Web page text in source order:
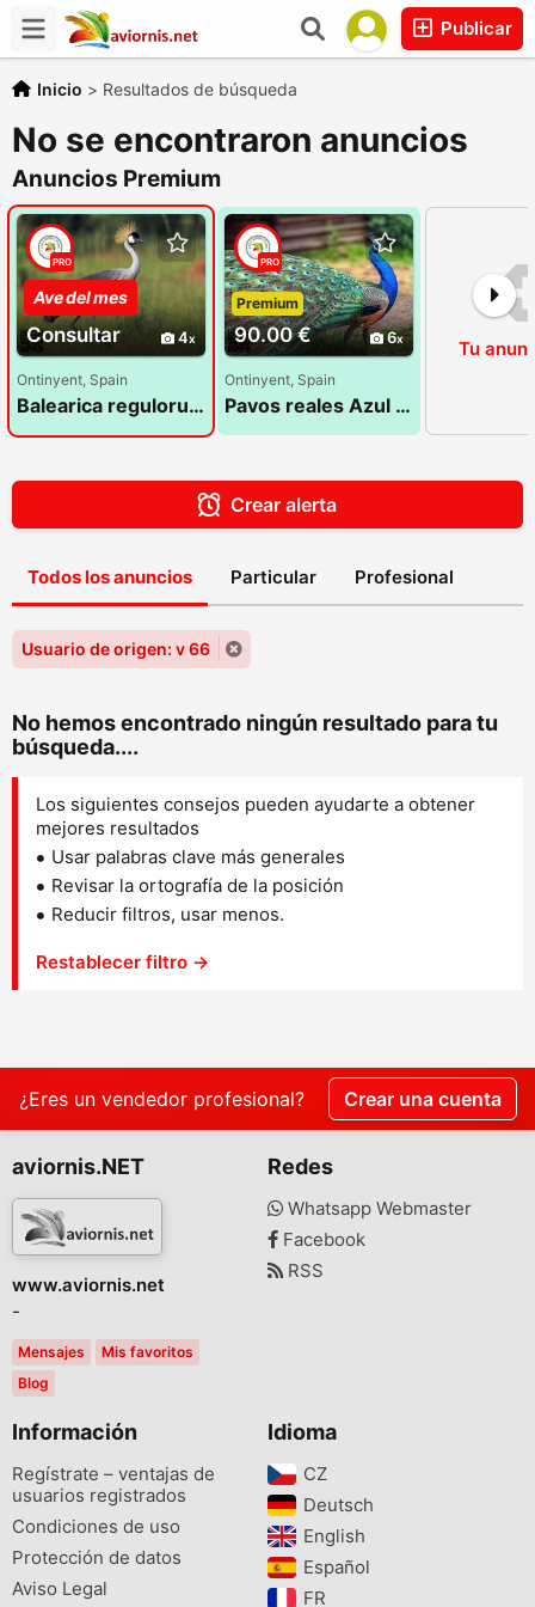
Publicar
Inicio > Resultados de búsqueda
No se encontraron anuncios
Anuncios Premium
Consultar 4
PRO
Premium
Ave del mes
Ontinyent, Spain
Balearica regulorum - Grullas coronadas
90.00 € 6
PRO
Premium
Ontinyent, Spain
Pavos reales Azul Joven de 2025
Tu
Crear alerta
Todos los anuncios Particular Profesional
Usuario de origen: v 66
No hemos encontrado ningún resultado para tu
búsqueda....
Los siguientes consejos pueden ayudarte a obtener
mejores resultados
Usar palabras clave más generales
Revisar la ortografía de la posición
Reducir filtros, usar menos.
Restablecer filtro →
¿Eres un vendedor profesional? Crear una cuenta
aviornis.NET
www.aviornis.net
-
Mensajes
Mis favoritos
Blog
Redes
Whatsapp Webmaster
Facebook
RSS
Información
Regístrate – ventajas de
usuarios registrados
Condiciones de uso
Protección de datos
Aviso Legal
Idioma
CZ‎
Deutsch‎
English‎
Español‎
FR‎